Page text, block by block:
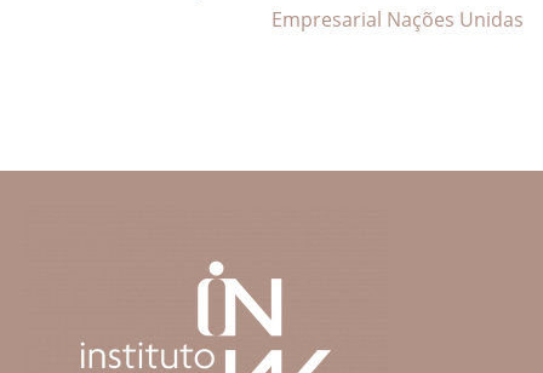
Empresarial Nações Unidas